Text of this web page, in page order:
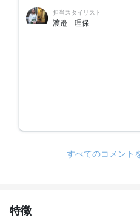
担当スタイリスト
渡邉 理保
すべてのコメント
特徴